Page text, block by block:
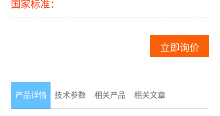
国家标准：
立即询价
产品详情 技术参数 相关产品 相关文章